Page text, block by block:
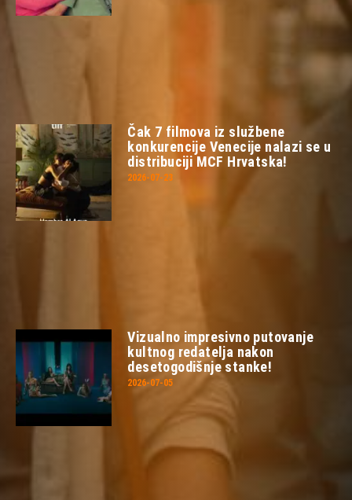
Čak 7 filmova iz službene
konkurencije Venecije nalazi se u
distribuciji MCF Hrvatska!
2026-07-23
Vizualno impresivno putovanje
kultnog redatelja nakon
desetogodišnje stanke!
2026-07-05